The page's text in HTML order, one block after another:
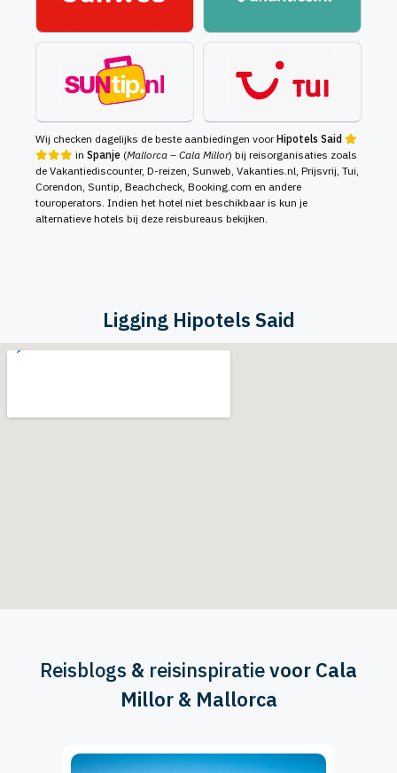
Wij checken dagelijks de beste aanbiedingen voorHipotels Said
in Spanje (Mallorca – Cala Millor) bij reisorganisaties zoals
de Vakantiediscounter, D-reizen, Sunweb, Vakanties.nl, Prijsvrij, Tui,
Corendon, Suntip, Beachcheck, Booking.com en andere
touroperators. Indien het hotel niet beschikbaar is kun je
alternatieve hotels bij deze reisbureaus bekijken.
Ligging Hipotels Said
Reisblogs & reisinspiratievoor Cala
Millor & Mallorca